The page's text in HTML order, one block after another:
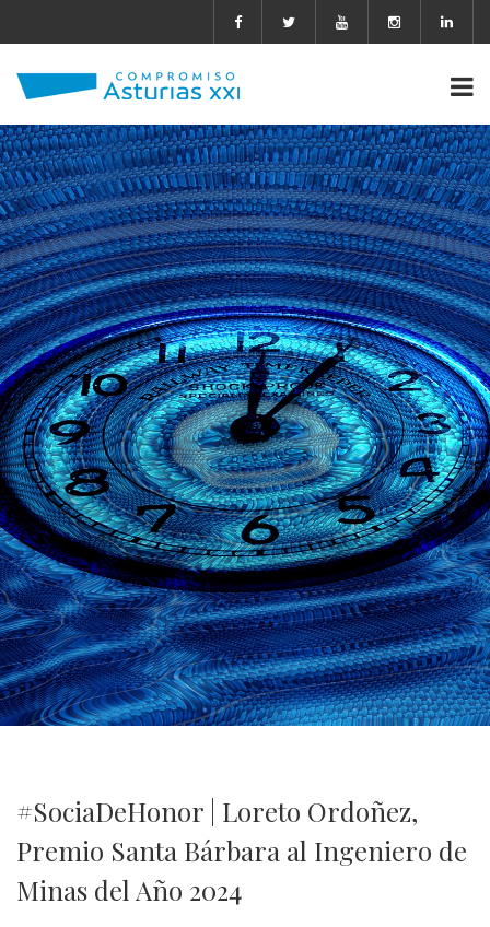
#SociaDeHonor | Loreto Ordoñez,
Premio Santa Bárbara al Ingeniero de
Minas del Año 2024